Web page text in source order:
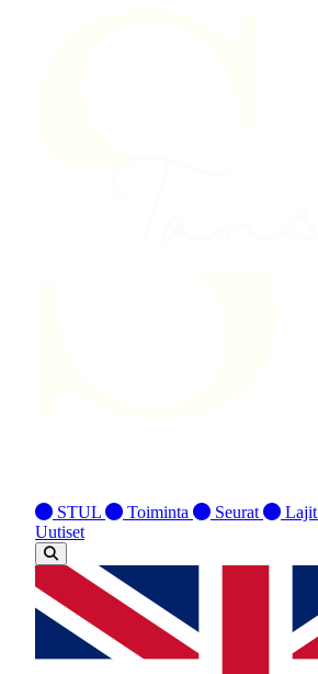
STUL Toiminta Seurat Lajit
Uutiset